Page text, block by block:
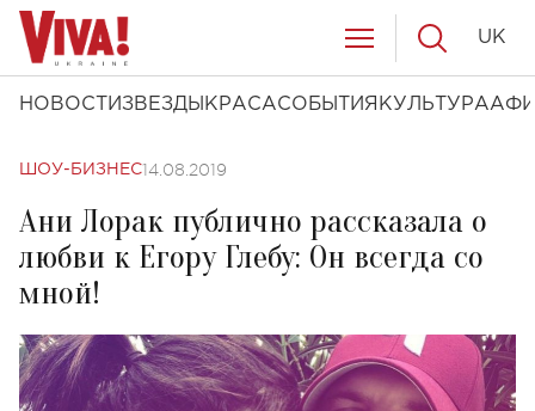
НОВОСТИ ЗВЕЗДЫ КРАСАСОБЫТИЯ КУЛЬТУРА
UK
ШОУ-БИЗНЕС14.08.2019
Ани Лорак публично рассказала о
любви к Егору Глебу: Он всегда со
мной!